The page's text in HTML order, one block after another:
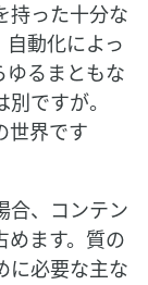
持った十分な
動化によっ
ゆるまともな
ですが。
世界です
合、コンテン
めます。質の
に必要な主な